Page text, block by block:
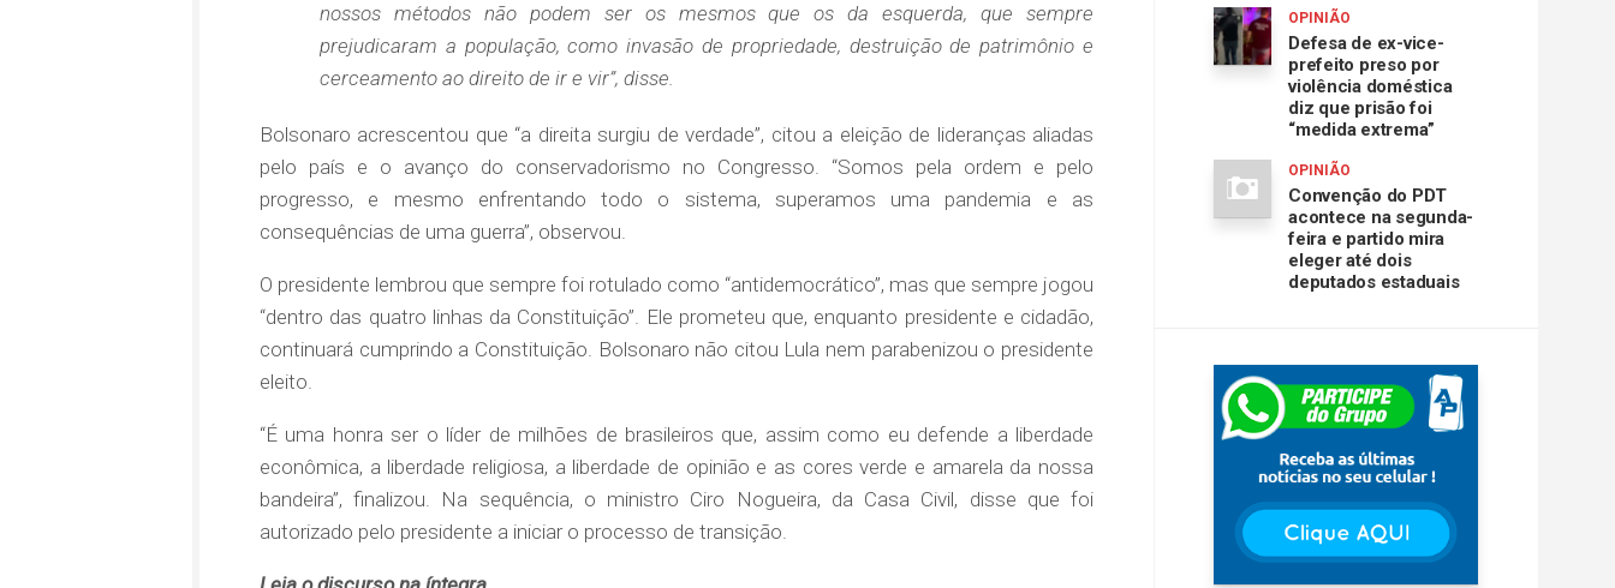
nossos métodos não podem ser os mesmos que os da esquerda, que sempre
prejudicaram a população, como invasão de propriedade, destruição de patrimônio e
cerceamento ao direito de ir e vir”, disse.
Bolsonaro acrescentou que “a direita surgiu de verdade”, citou a eleição de lideranças aliadas
pelo país e o avanço do conservadorismo no Congresso. “Somos pela ordem e pelo
progresso, e mesmo enfrentando todo o sistema, superamos uma pandemia e as
consequências de uma guerra”, observou.
O presidente lembrou que sempre foi rotulado como “antidemocrático”, mas que sempre jogou
“dentro das quatro linhas da Constituição”. Ele prometeu que, enquanto presidente e cidadão,
continuará cumprindo a Constituição. Bolsonaro não citou Lula nem parabenizou o presidente
eleito.
“É uma honra ser o líder de milhões de brasileiros que, assim como eu defende a liberdade
econômica, a liberdade religiosa, a liberdade de opinião e as cores verde e amarela da nossa
bandeira”, finalizou. Na sequência, o ministro Ciro Nogueira, da Casa Civil, disse que foi
autorizado pelo presidente a iniciar o processo de transição.
OPINIÃO
Defesa de ex-vice-
prefeito preso por
violência doméstica
diz que prisão foi
“medida extrema”
OPINIÃO
Convenção do PDT
acontece na segunda-
feira e partido mira
eleger até dois
deputados estaduais